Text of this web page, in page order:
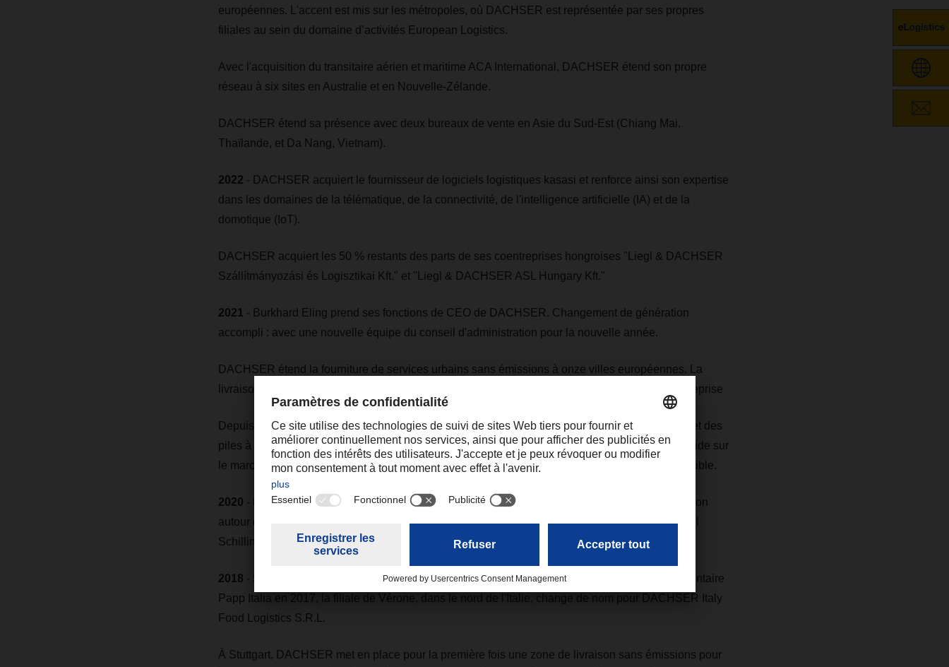
européennes. L'accent est mis sur les métropoles, où DACHSER est représentée par ses propres
filiales au sein du domaine d’activités European Logistics.
Avec l'acquisition du transitaire aérien et maritime ACA International, DACHSER étend son propre
réseau à six sites en Australie et en Nouvelle-Zélande.
DACHSER étend sa présence avec deux bureaux de vente en Asie du Sud-Est (Chiang Mai,
Thaïlande, et Da Nang, Vietnam).
2022 - DACHSER acquiert le fournisseur de logiciels logistiques kasasi et renforce ainsi son expertise
dans les domaines de la télématique, de la connectivité, de l'intelligence artificielle (IA) et de la
domotique (IoT).
DACHSER acquiert les 50 % restants des parts de ses coentreprises hongroises "Liegl & DACHSER
Szállítmányozási és Logisztikai Kft." et "Liegl & DACHSER ASL Hungary Kft."
2021 - Burkhard Eling prend ses fonctions de CEO de DACHSER. Changement de génération
accompli : avec une nouvelle équipe du conseil d'administration pour la nouvelle année.
DACHSER étend la fourniture de services urbains sans émissions à onze villes européennes. La
livraison sans émission de DACHSER fait partie de la stratégie de protection du climat de l’entreprise
Depuis le 1er janvier 2021, DACHSER est membre de l'Association allemande de l'hydrogène et des
piles à combustible (DWV), un groupe de réflexion qui encourage depuis 1996 l'introduction rapide sur
le marché de l'hydrogène en tant que vecteur d'énergie et de la technologie des piles à combustible.
2020 - DACHSER met en place un nouveau conseil d'administration. La future équipe de direction
autour de Burkhard Eling prend le relais à partir du 1er janvier 2021 ; Bernhard Simon et Michael
Schilling intègre le conseil d'administration en 2021.
2018 - Suite à l'acquisition par DACHSER de 100 % de l'entreprise italienne de logistique alimentaire
Papp Italia en 2017, la filiale de Vérone, dans le nord de l'Italie, change de nom pour DACHSER Italy
Food Logistics S.R.L.
À Stuttgart, DACHSER met en place pour la première fois une zone de livraison sans émissions pour